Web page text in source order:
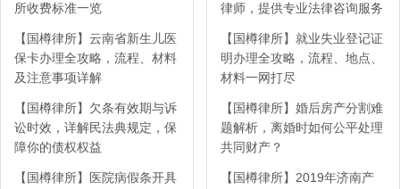
所收费标准一览
【国樽律所】云南省新生儿医
保卡办理全攻略，流程、材料
及注意事项详解
【国樽律所】欠条有效期与诉
讼时效，详解民法典规定，保
障你的债权权益
【国樽律所】医院病假条开具
律师，提供专业法律咨询服务
【国樽律所】就业失业登记证
明办理全攻略，流程、地点、
材料一网打尽
【国樽律所】婚后房产分割难
题解析，离婚时如何公平处理
共同财产？
【国樽律所】2019年济南产